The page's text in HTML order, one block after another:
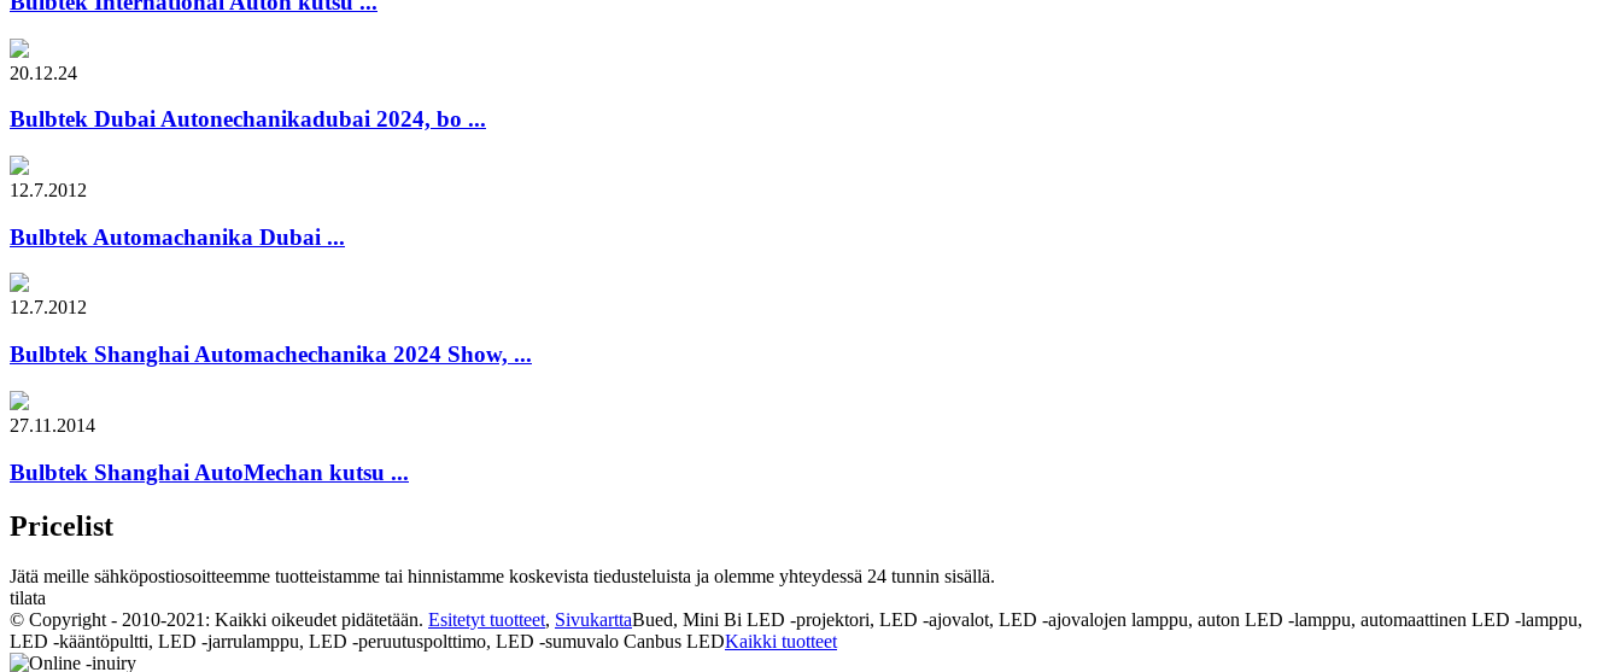
20.12.24
Bulbtek Dubai Autonechanikadubai 2024, bo ...
12.7.2012
Bulbtek Automachanika Dubai ...
12.7.2012
Bulbtek Shanghai Automachechanika 2024 Show, ...
27.11.2014
Bulbtek Shanghai AutoMechan kutsu ...
Pricelist
Jätä meille sähköpostiosoitteemme tuotteistamme tai hinnistamme koskevista tiedusteluista ja olemme yhteydessä 24 tunnin sisällä.
tilata
© Copyright - 2010-2021: Kaikki oikeudet pidätetään. Esitetyt tuotteet, SivukarttaBued, Mini Bi LED -projektori, LED -ajovalot, LED -ajovalojen lamppu, auton LED -lamppu, automaattinen LED -lamppu,
LED -kääntöpultti, LED -jarrulamppu, LED -peruutuspolttimo, LED -sumuvalo Canbus LEDKaikki tuotteet